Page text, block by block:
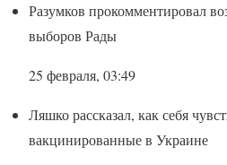
Разумков прокомментировал
выборов Рады
25 февраля, 03:49
Ляшко рассказал, как себя
вакцинированные в Украине